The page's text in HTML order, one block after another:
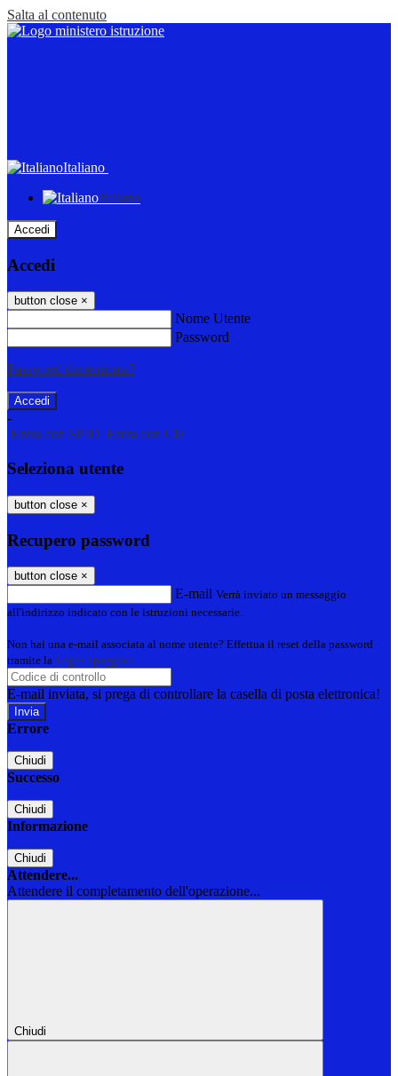
Salta al contenuto
Italiano
Italiano
Accedi
Accedi
button close ×
Nome Utente
Password
Password dimenticata?
-
Entra con SPID Entra con CIE
Seleziona utente
button close ×
Recupero password
button close ×
E-mail Verrà inviato un messaggio
all'indirizzo indicato con le istruzioni necessarie.
Non hai una e-mail associata al nome utente? Effettua il reset della password
tramite la Login Spaggiari
E-mail inviata, si prega di controllare la casella di posta elettronica!
Errore
Chiudi
Successo
Chiudi
Informazione
Chiudi
Attendere...
Attendere il completamento dell'operazione...
Chiudi